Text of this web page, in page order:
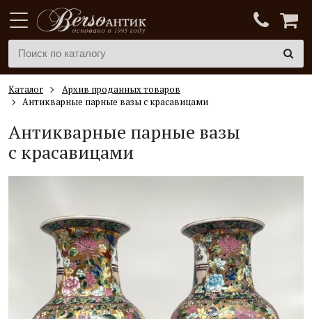
Каталог
Архив проданных товаров
Антикварные парные вазы с красавицами
Антикварные парные вазы
с красавицами